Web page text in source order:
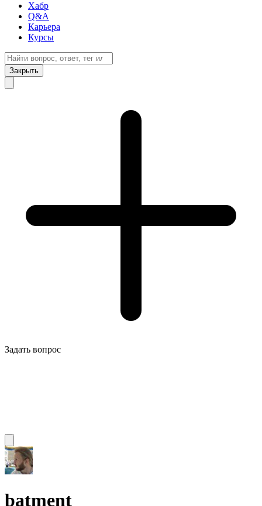
Хабр
Q&A
Карьера
Курсы
Закрыть
Задать вопрос
batment